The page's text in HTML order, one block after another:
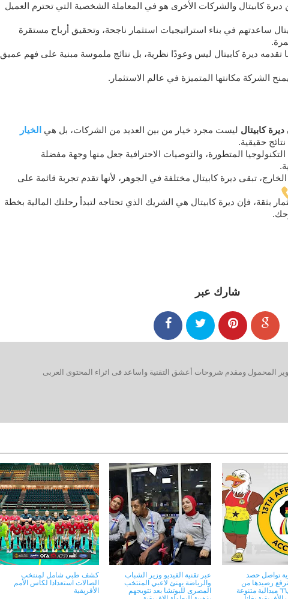
كابيتال والشركات الأخرى هو في المعاملة الشخصية التي تحترم العميل
ساعدتهم في بناء استراتيجيات استثمار ناجحة، وتحقيق أرباح مستقرة
ديرة كابيتال ليس وعودًا نظرية، بل نتائج ملموسة مبنية على فهم عميق
الشركة مكانتها المتميزة في عالم الاستثمار.
ديرة كابيتال ليست مجرد خيار من بين العديد من الشركات، بل هي
الخيار
حقيقية.
المتطورة، والتوصيات الاحترافية جعل منها وجهة مفضلة
تبقى ديرة كابيتال مختلفة في الجوهر، لأنها تقدم تجربة قائمة على
بثقة، فإن ديرة كابيتال هي الشريك الذي تحتاجه لتبدأ رحلتك المالية بخطة
شارك عبر
المحمول ومقدم شروحات أعشق التقنية واساعد فى اثراء المحتوى العربى
تواصل حصد
رصيدها من
الميداليات ل٦٦ ميدالية متنوعة
عبر تقنية الفيديو وزير الشباب
والرياضة يهنئ لاعبي المنتخب
المصرى للبوتشا بعد تتويجهم
كشف طبي شامل لمنتخب
الصالات استعدادا لكأس الأمم
الأفريقية